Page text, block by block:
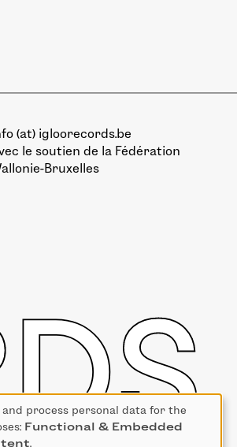
(at) igloorecords.be
le soutien de la Fédération
Bruxelles
and process personal data for the
Functional & Embedded
.